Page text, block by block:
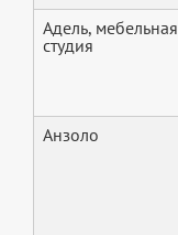
Адель, мебельная
студия
Анзоло